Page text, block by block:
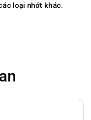
loại nhớt khác.